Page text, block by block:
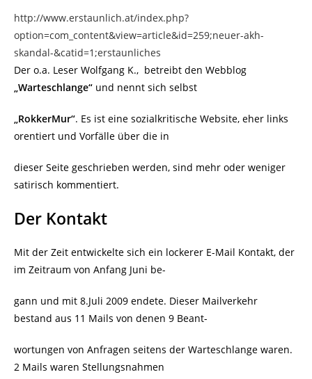
http://www.erstaunlich.at/index.php?
option=com_content&view=article&id=259;neuer-akh-
skandal-&catid=1;erstaunliches
Der o.a. Leser Wolfgang K., betreibt den Webblog
„Warteschlange“ und nennt sich selbst
„RokkerMur“. Es ist eine sozialkritische Website, eher links
orentiert und Vorfälle über die in
dieser Seite geschrieben werden, sind mehr oder weniger
satirisch kommentiert.
Der Kontakt
Mit der Zeit entwickelte sich ein lockerer E-Mail Kontakt, der
im Zeitraum von Anfang Juni be-
gann und mit 8.Juli 2009 endete. Dieser Mailverkehr
bestand aus 11 Mails von denen 9 Beant-
wortungen von Anfragen seitens der Warteschlange waren.
2 Mails waren Stellungsnahmen